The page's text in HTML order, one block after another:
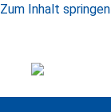
Zum Inhalt springen